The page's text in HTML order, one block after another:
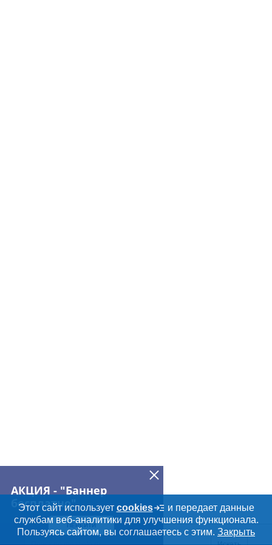
АКЦИЯ - "Баннер
бесплатно"
ПЕРЕЙТИ
Этот сайт использует cookies
и передает данные
службам веб-аналитики для улучшения функционала.
Пользуясь сайтом, вы соглашаетесь с этим. Закрыть